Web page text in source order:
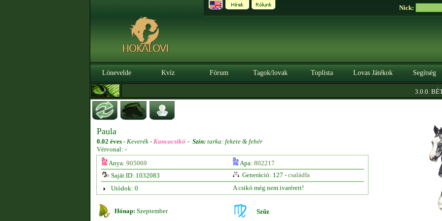
Nick:
Lónevelde Kvíz Fórum Tagok/lovak Toplista Lovas Játékok Segítség
3.0.0. BÉTA
Paula
0.02 éves - Keverék - Kancacsikó - Szín: tarka: fekete & fehér
Vérvonal: -
Anya: 905069 Apa: 802217
Saját ID: 1032083
Generáció: 127 - családfa
Utódok: 0
A csikó még nem ivarérett!
Hónap: Szeptember Szűz